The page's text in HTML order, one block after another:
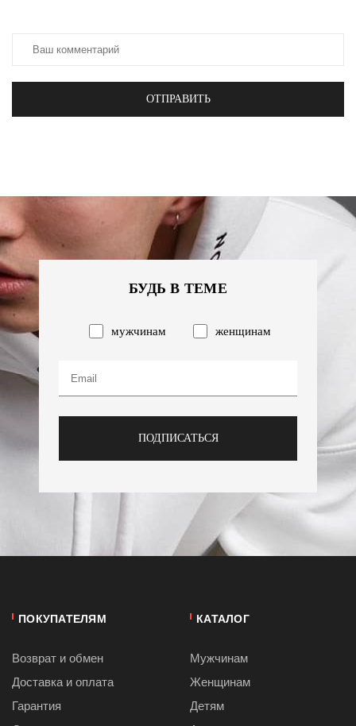
ОТПРАВИТЬ
БУДЬ В ТЕМЕ
мужчинам женщинам
ПОДПИСАТЬСЯ
ПОКУПАТЕЛЯМ
Возврат и обмен
Доставка и оплата
Гарантия
КАТАЛОГ
Мужчинам
Женщинам
Детям